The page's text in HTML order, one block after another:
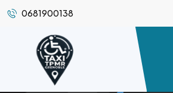
0681900138